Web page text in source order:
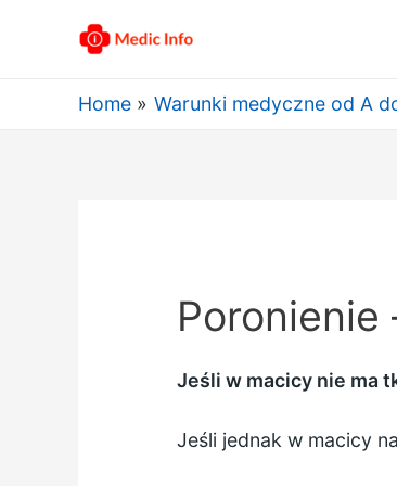
Home Warunki medyczne od A
Poronienie
Jeśli w macicy nie ma
Jeśli jednak w macicy